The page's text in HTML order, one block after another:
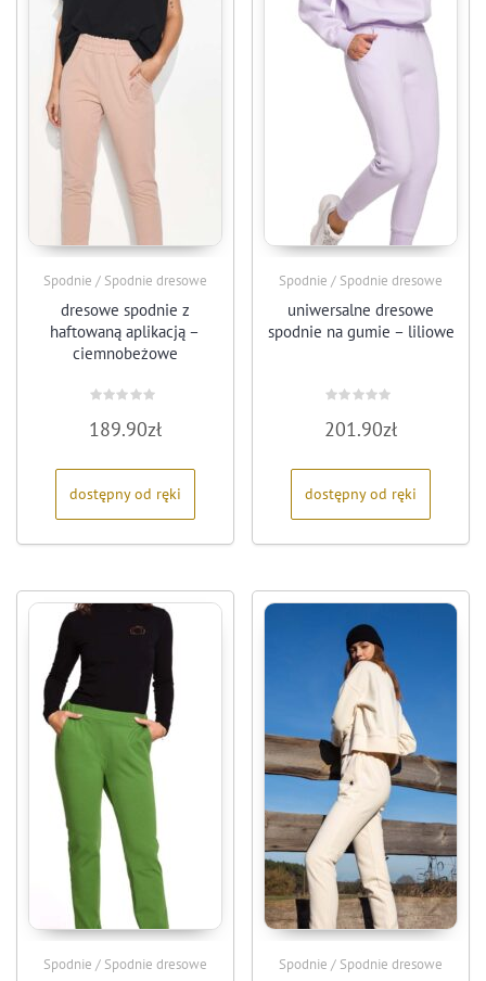
Spodnie / Spodnie dresowe
dresowe spodnie z
haftowaną aplikacją –
ciemnobeżowe
0
na
189.90zł
dostępny od ręki
Spodnie / Spodnie dresowe
uniwersalne dresowe
spodnie na gumie – liliowe
0
na
201.90zł
dostępny od ręki
Spodnie / Spodnie dresowe Spodnie / Spodnie dresowe